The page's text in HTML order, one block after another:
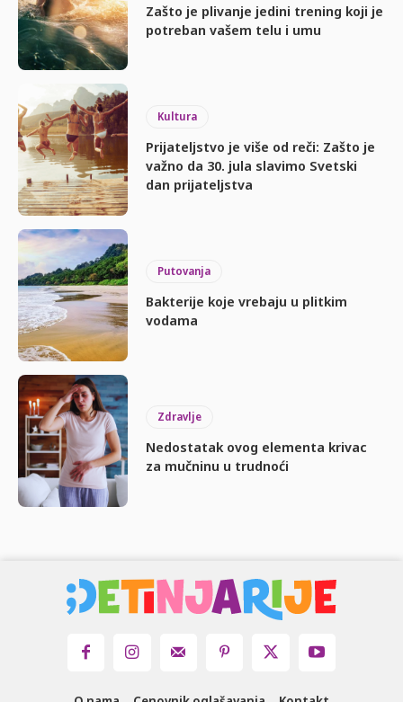
Zašto je plivanje jedini trening koji je
potreban vašem telu i umu
Kultura
Prijateljstvo je više od reči: Zašto je
važno da 30. jula slavimo Svetski
dan prijateljstva
Putovanja
Bakterije koje vrebaju u plitkim
vodama
Zdravlje
Nedostatak ovog elementa krivac
za mučninu u trudnoći